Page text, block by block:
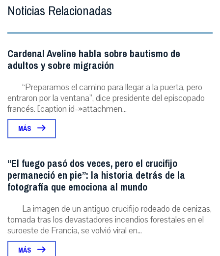
Noticias Relacionadas
Cardenal Aveline habla sobre bautismo de
adultos y sobre migración
“Preparamos el camino para llegar a la puerta, pero
entraron por la ventana”, dice presidente del episcopado
francés. [caption id=»attachmen...
MÁS
“El fuego pasó dos veces, pero el crucifijo
permaneció en pie”: la historia detrás de la
fotografía que emociona al mundo
La imagen de un antiguo crucifijo rodeado de cenizas,
tomada tras los devastadores incendios forestales en el
suroeste de Francia, se volvió viral en...
MÁS